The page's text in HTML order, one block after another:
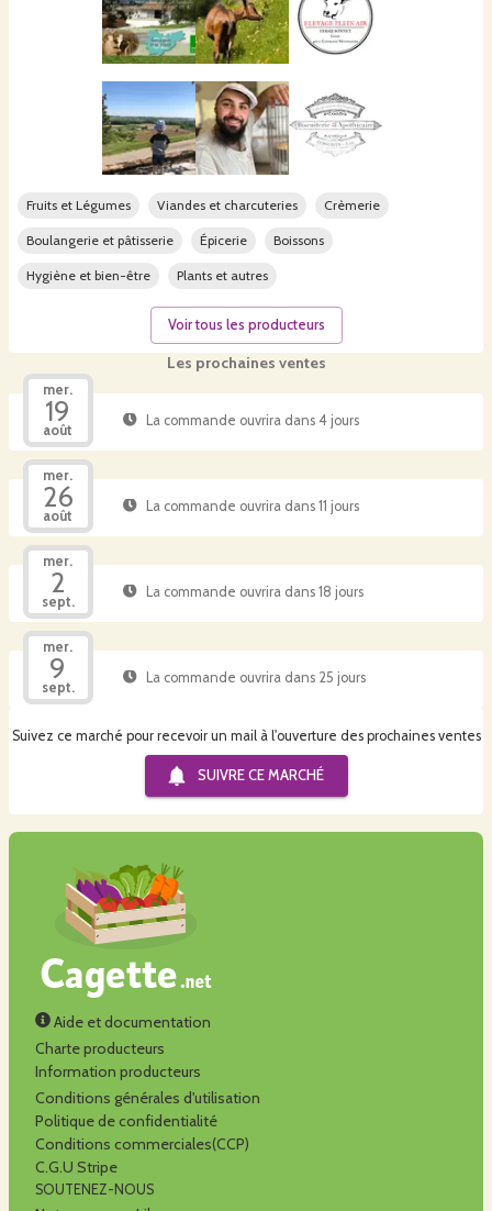
Les prochaines ventes
mer.
19
août
La commande ouvrira dans 4 jours
mer.
26
août
La commande ouvrira dans 11 jours
mer.
2
sept.
La commande ouvrira dans 18 jours
mer.
9
sept.
La commande ouvrira dans 25 jours
Suivez ce marché pour recevoir un mail à l'ouverture des prochaines ventes
SUIVRE CE MARCHÉ
Fruits et Légumes Viandes et charcuteries Crèmerie
Boulangerie et pâtisserie Épicerie Boissons
Hygiène et bien-être Plants et autres
Voir tous les producteurs
Aide et documentation
Charte producteurs
Information producteurs
Conditions générales d'utilisation
Politique de confidentialité
Conditions commerciales(CCP)
C.G.U Stripe
SOUTENEZ-NOUS